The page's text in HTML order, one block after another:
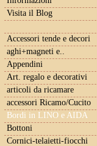
Visita il Blog
Accessori tende e decori
aghi+magneti e..
Appendini
Art. regalo e decorativi
articoli da ricamare
accessori Ricamo/Cucito
Bordi in LINO e AIDA
Bottoni
Cornici-telaietti-fiocchi